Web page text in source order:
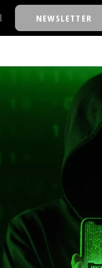
GODINE
NEWSLETTER
30
TO OFFICE/SCHOOL